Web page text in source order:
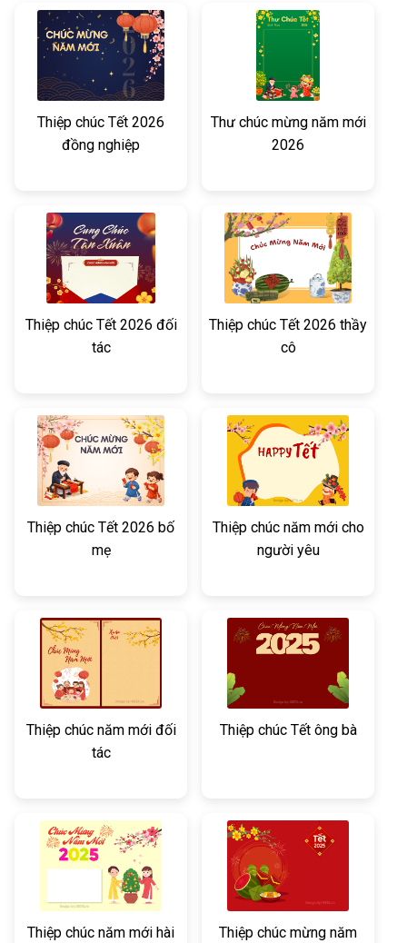
Thiệp chúc Tết 2026
đồng nghiệp
Thư chúc mừng năm mới
2026
Thiệp chúc Tết 2026 đối
tác
Thiệp chúc Tết 2026 thầy
cô
Thiệp chúc Tết 2026 bố
mẹ
Thiệp chúc năm mới cho
người yêu
Thiệp chúc năm mới đối
tác
Thiệp chúc Tết ông bà
Thiệp chúc năm mới hài Thiệp chúc mừng năm